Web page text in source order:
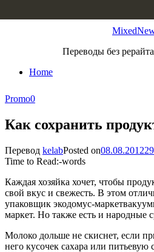
Переводы без
Home
Promo0
Как сохранить
Перевод kelabPosted on08.08.2012
Time to Read:-words
Каждая хозяйка хочет, чтобы
свой вкус и свежесть. В этом
упаковщик экодомус-
маркет. Но также есть и народные
Молоко дольше не скиснет, если
него кусочек сахара или питьевую